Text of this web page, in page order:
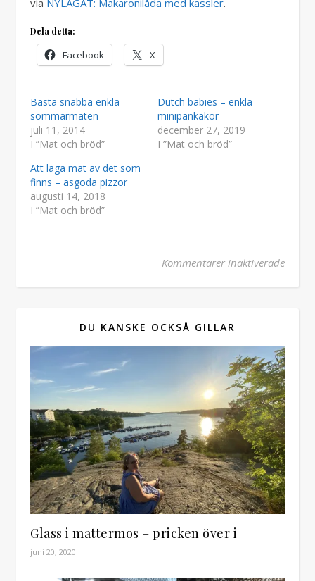
via NYLAGAT: Makaronilåda med kassler.
Dela detta:
Facebook X
Bästa snabba enkla
sommarmaten
juli 11, 2014
I ”Mat och bröd”
Dutch babies – enkla
minipankakor
december 27, 2019
I ”Mat och bröd”
Att laga mat av det som
finns – asgoda pizzor
augusti 14, 2018
I ”Mat och bröd”
Kommentarer inaktiveradeför
DU KANSKE OCKSÅ GILLAR
Glass i mattermos – pricken över i
juni 20, 2020